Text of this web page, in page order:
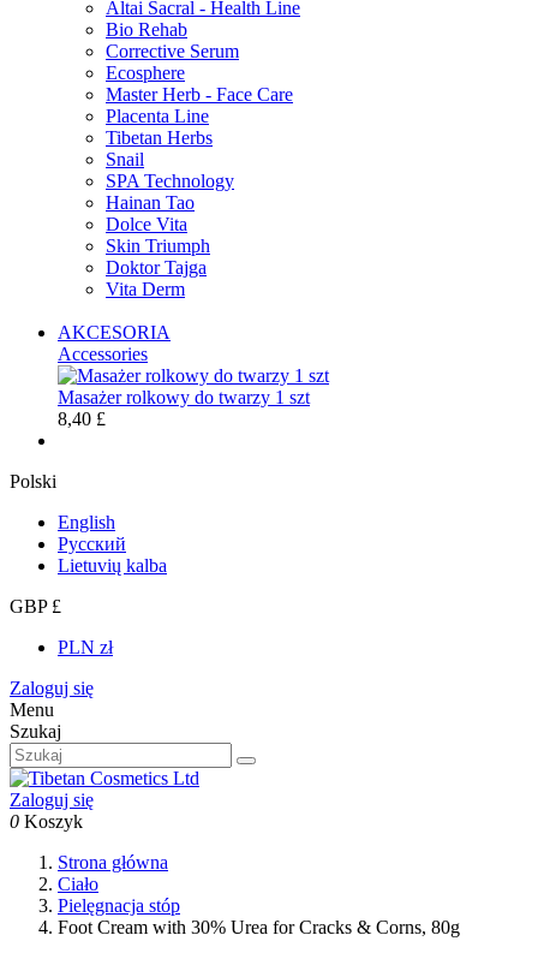
Altai Sacral - Health Line
Bio Rehab
Corrective Serum
Ecosphere
Master Herb - Face Care
Placenta Line
Tibetan Herbs
Snail
SPA Technology
Hainan Tao
Dolce Vita
Skin Triumph
Doktor Tajga
Vita Derm
AKCESORIA
Accessories
Masażer rolkowy do twarzy 1 szt
8,40 £
Polski
English
Русский
Lietuvių kalba
GBP £
PLN zł
Zaloguj się
Menu
Szukaj
Zaloguj się
0 Koszyk
Strona główna
Ciało
Pielęgnacja stóp
Foot Cream with 30% Urea for Cracks & Corns, 80g